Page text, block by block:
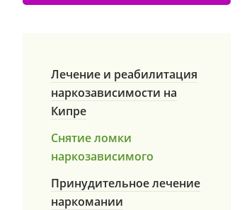
Лечение и реабилитация
наркозависимости на
Кипре
Снятие ломки
наркозависимого
Принудительное лечение
наркомании